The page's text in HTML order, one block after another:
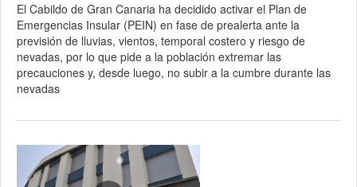
El Cabildo de Gran Canaria ha decidido activar el Plan de
Emergencias Insular (PEIN) en fase de prealerta ante la
previsión de lluvias, vientos, temporal costero y riesgo de
nevadas, por lo que pide a la población extremar las
precauciones y, desde luego, no subir a la cumbre durante las
nevadas